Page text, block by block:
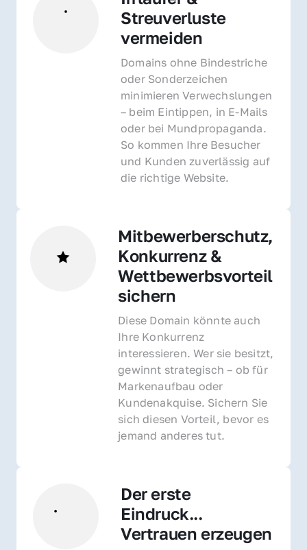
Streuverluste
vermeiden
Domains ohne Bindestriche
oder Sonderzeichen
minimieren Verwechslungen
– beim Eintippen, in E-Mails
oder bei Mundpropaganda.
So kommen Ihre Besucher
und Kunden zuverlässig auf
die richtige Website.
Mitbewerberschutz,
Konkurrenz &
Wettbewerbsvorteil
sichern
Diese Domain könnte auch
Ihre Konkurrenz
interessieren. Wer sie besitzt,
gewinnt strategisch – ob für
Markenaufbau oder
Kundenakquise. Sichern Sie
sich diesen Vorteil, bevor es
jemand anderes tut.
Der erste
Eindruck...
Vertrauen erzeugen